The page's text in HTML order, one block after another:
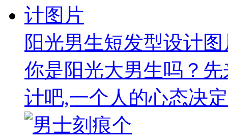
阳光男生短发型设计图
你是阳光大男生吗？
计吧,一个人的心态决